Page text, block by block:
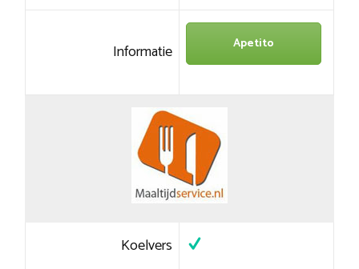
Informatie Apetito
Koelvers